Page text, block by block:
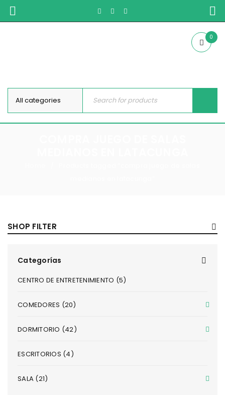
0
SHOP FILTER
Categorías
CENTRO DE ENTRETENIMIENTO (5)
COMEDORES (20)
DORMITORIO (42)
ESCRITORIOS (4)
SALA (21)